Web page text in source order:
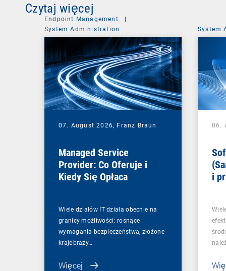
Czytaj więcej
Endpoint Management
|
System Administration
07. August 2026, Franz Braun
Managed Service
Provider: Co Oferuje i
Kiedy Się Opłaca
Wiele działów IT działa obecnie na
granicy możliwości: rosnące
wymagania bezpieczeństwa, złożone
krajobrazy…
Więcej
System
06.
i